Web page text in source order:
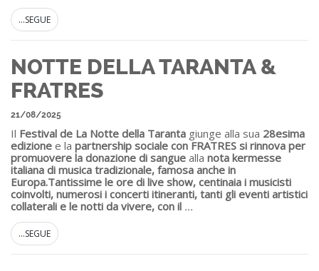
...SEGUE
NOTTE DELLA TARANTA &
FRATRES
21/08/2025
Il Festival de La Notte della Taranta giunge alla sua 28esima
edizione e la partnership sociale con FRATRES si rinnova per
promuovere la donazione di sangue alla nota kermesse
italiana di musica tradizionale, famosa anche in
Europa.Tantissime le ore di live show, centinaia i musicisti
coinvolti, numerosi i concerti itineranti, tanti gli eventi artistici
collaterali e le notti da vivere, con il ...
...SEGUE